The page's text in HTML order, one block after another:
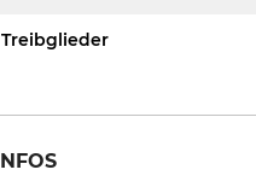
Treibglieder